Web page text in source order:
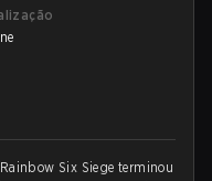
Six Siege terminou